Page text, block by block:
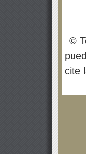
©
cite